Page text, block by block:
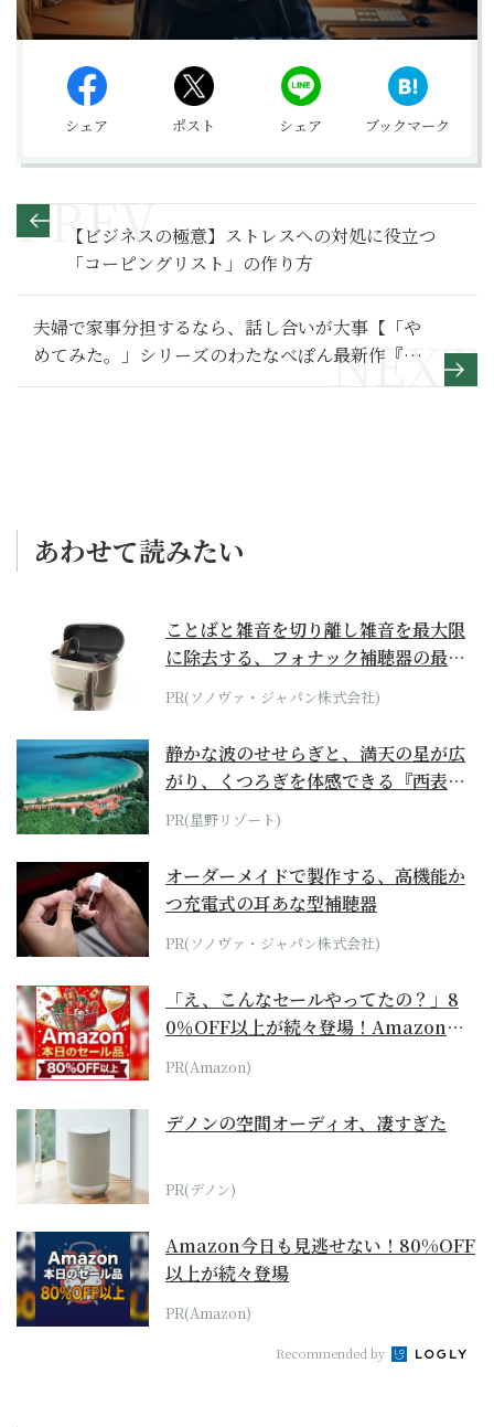
シェア ポスト シェア ブックマーク
【ビジネスの極意】ストレスへの対処に役立つ
「コーピングリスト」の作り方
夫婦で家事分担するなら、話し合いが大事【「や
めてみた。」シリーズのわたなべぽん最新作『や
っとこっかな』】
あわせて読みたい
ことばと雑音を切り離し雑音を最大限
に除去する、フォナック補聴器の最上
位モデル
PR(ソノヴァ・ジャパン株式会社)
静かな波のせせらぎと、満天の星が広
がり、くつろぎを体感できる『西表島
ホテル by...
PR(星野リゾート)
オーダーメイドで製作する、高機能か
つ充電式の耳あな型補聴器
PR(ソノヴァ・ジャパン株式会社)
「え、こんなセールやってたの？」8
0％OFF以上が続々登場！Amazonの
本気が...
PR(Amazon)
デノンの空間オーディオ、凄すぎた
PR(デノン)
Amazon今日も見逃せない！80%OFF
以上が続々登場
PR(Amazon)
Recommended by